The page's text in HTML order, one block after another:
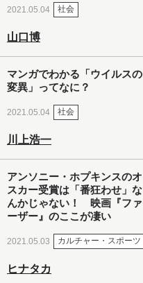
2021.05.04 社会
山口博
マンガでわかる「ウイルスの
変異」ってなに？
2021.05.04 社会
川上浩一
アンソニー・ホプキンスのオ
スカー受賞は「番狂わせ」な
んかじゃない！ 映画『ファ
ーザー』のここが凄い
2021.05.03 カルチャー・スポーツ
ヒナタカ